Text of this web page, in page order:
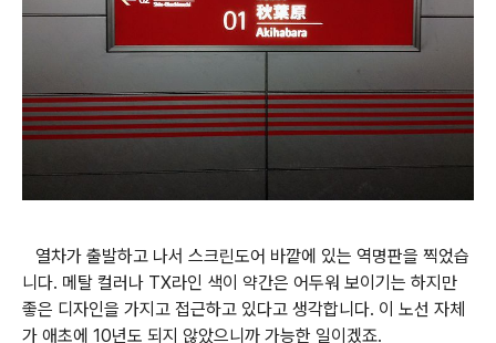
열차가 출발하고 나서 스크린도어 바깥에 있는 역명판을 찍었습
니다. 메탈 컬러나 TX라인 색이 약간은 어두워 보이기는 하지만
좋은 디자인을 가지고 접근하고 있다고 생각합니다. 이 노선 자체
가 애초에 10년도 되지 않았으니까 가능한 일이겠죠.